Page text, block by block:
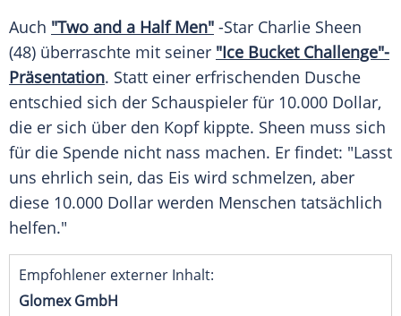
Auch "Two and a Half Men" -Star Charlie Sheen
(48) überraschte mit seiner "Ice Bucket Challenge"-
Präsentation. Statt einer erfrischenden Dusche
entschied sich der Schauspieler für 10.000 Dollar,
die er sich über den Kopf kippte. Sheen muss sich
für die Spende nicht nass machen. Er findet: "Lasst
uns ehrlich sein, das Eis wird schmelzen, aber
diese 10.000 Dollar werden Menschen tatsächlich
helfen."
Empfohlener externer Inhalt:
Glomex GmbH